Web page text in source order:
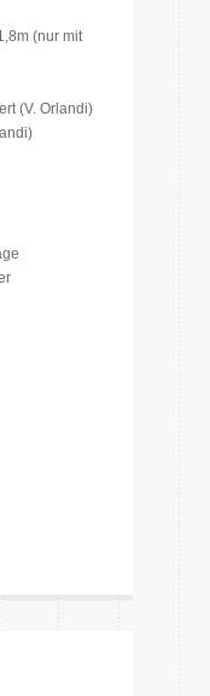
(nur mit
(V. Orlandi)